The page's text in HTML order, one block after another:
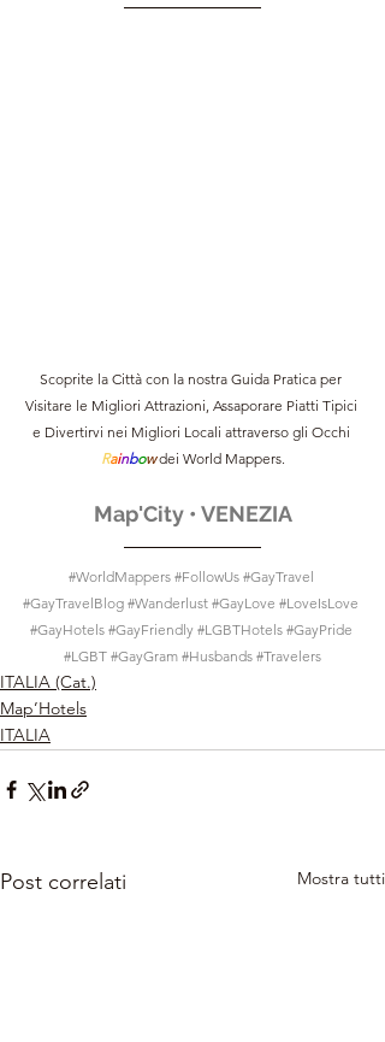
Scoprite la Città con la nostra Guida Pratica per
Visitare le Migliori Attrazioni, Assaporare Piatti Tipici
e Divertirvi nei Migliori Locali attraverso gli Occhi
Rainbow dei World Mappers.
Map'City • VENEZIA
#WorldMappers #FollowUs #GayTravel
#GayTravelBlog #Wanderlust #GayLove #LoveIsLove
#GayHotels #GayFriendly #LGBTHotels #GayPride
#LGBT #GayGram #Husbands #Travelers
ITALIA (Cat.)
Map’Hotels
ITALIA
Post correlati Mostra tutti